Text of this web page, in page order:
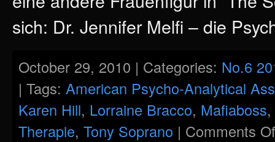
sich: Dr. Jennifer Melfi – die
October 29, 2010 | Categories: No.6
| Tags: American Psycho-Analytical
Karen Hill, Lorraine Bracco, Mafiaboss,
Therapie, Tony Soprano | Comments